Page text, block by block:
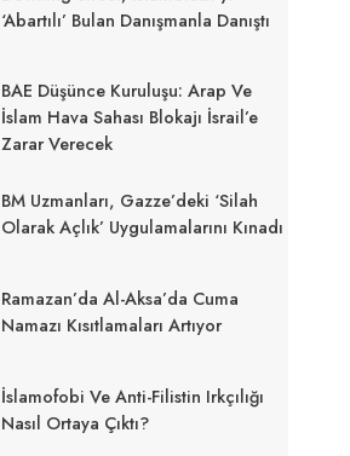
‘abartılı’ Bulan Danışmanla Danıştı
BAE Düşünce Kuruluşu: Arap Ve
İslam Hava Sahası Blokajı İsrail’e
Zarar Verecek
BM Uzmanları, Gazze’deki ‘silah
Olarak Açlık’ Uygulamalarını Kınadı
Ramazan’da Al-Aksa’da Cuma
Namazı Kısıtlamaları Artıyor
İslamofobi Ve Anti-Filistin Irkçılığı
Nasıl Ortaya Çıktı?